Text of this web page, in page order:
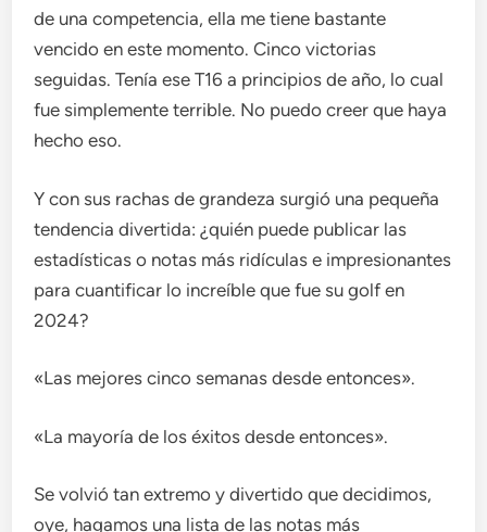
de una competencia, ella me tiene bastante
vencido en este momento. Cinco victorias
seguidas. Tenía ese T16 a principios de año, lo cual
fue simplemente terrible. No puedo creer que haya
hecho eso.
Y con sus rachas de grandeza surgió una pequeña
tendencia divertida: ¿quién puede publicar las
estadísticas o notas más ridículas e impresionantes
para cuantificar lo increíble que fue su golf en
2024?
«Las mejores cinco semanas desde entonces».
«La mayoría de los éxitos desde entonces».
Se volvió tan extremo y divertido que decidimos,
oye, hagamos una lista de las notas más